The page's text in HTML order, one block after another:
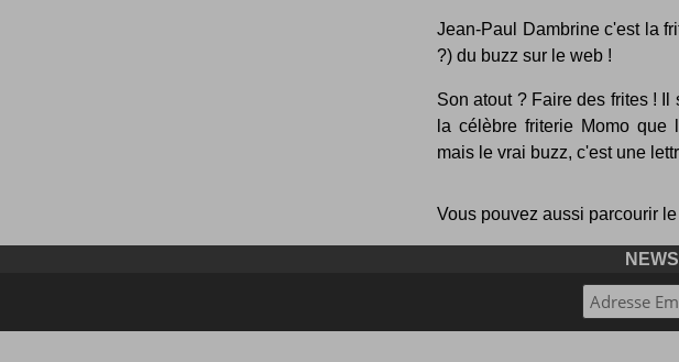
Jean-Paul Dambrine c'est la
?) du buzz sur le web !
Son atout ? Faire des frites !
la célèbre friterie Momo que
mais le vrai buzz, c'est une
Vous pouvez aussi parcourir